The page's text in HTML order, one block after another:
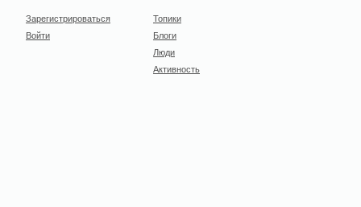
Зарегистрироваться
Войти
Топики
Блоги
Люди
Активность